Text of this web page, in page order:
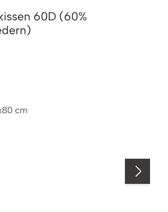
60D (60%